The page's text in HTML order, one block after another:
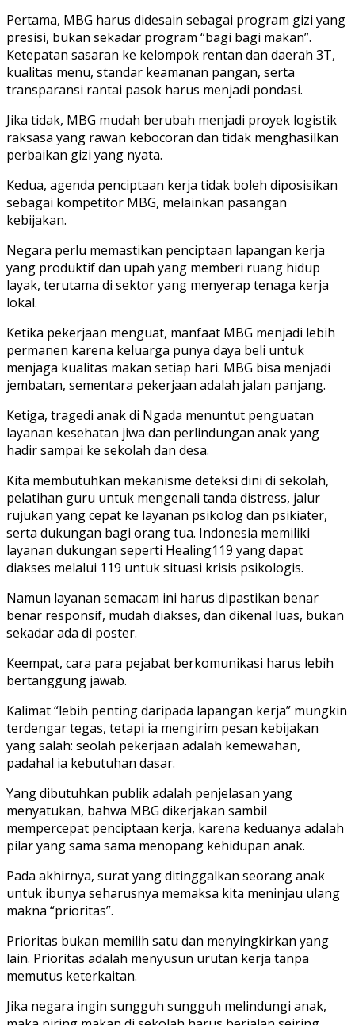
Pertama, MBG harus didesain sebagai program gizi yang
presisi, bukan sekadar program “bagi bagi makan”.
Ketepatan sasaran ke kelompok rentan dan daerah 3T,
kualitas menu, standar keamanan pangan, serta
transparansi rantai pasok harus menjadi pondasi.
Jika tidak, MBG mudah berubah menjadi proyek logistik
raksasa yang rawan kebocoran dan tidak menghasilkan
perbaikan gizi yang nyata.
Kedua, agenda penciptaan kerja tidak boleh diposisikan
sebagai kompetitor MBG, melainkan pasangan
kebijakan.
Negara perlu memastikan penciptaan lapangan kerja
yang produktif dan upah yang memberi ruang hidup
layak, terutama di sektor yang menyerap tenaga kerja
lokal.
Ketika pekerjaan menguat, manfaat MBG menjadi lebih
permanen karena keluarga punya daya beli untuk
menjaga kualitas makan setiap hari. MBG bisa menjadi
jembatan, sementara pekerjaan adalah jalan panjang.
Ketiga, tragedi anak di Ngada menuntut penguatan
layanan kesehatan jiwa dan perlindungan anak yang
hadir sampai ke sekolah dan desa.
Kita membutuhkan mekanisme deteksi dini di sekolah,
pelatihan guru untuk mengenali tanda distress, jalur
rujukan yang cepat ke layanan psikolog dan psikiater,
serta dukungan bagi orang tua. Indonesia memiliki
layanan dukungan seperti Healing119 yang dapat
diakses melalui 119 untuk situasi krisis psikologis.
Namun layanan semacam ini harus dipastikan benar
benar responsif, mudah diakses, dan dikenal luas, bukan
sekadar ada di poster.
Keempat, cara para pejabat berkomunikasi harus lebih
bertanggung jawab.
Kalimat “lebih penting daripada lapangan kerja” mungkin
terdengar tegas, tetapi ia mengirim pesan kebijakan
yang salah: seolah pekerjaan adalah kemewahan,
padahal ia kebutuhan dasar.
Yang dibutuhkan publik adalah penjelasan yang
menyatukan, bahwa MBG dikerjakan sambil
mempercepat penciptaan kerja, karena keduanya adalah
pilar yang sama sama menopang kehidupan anak.
Pada akhirnya, surat yang ditinggalkan seorang anak
untuk ibunya seharusnya memaksa kita meninjau ulang
makna “prioritas”.
Prioritas bukan memilih satu dan menyingkirkan yang
lain. Prioritas adalah menyusun urutan kerja tanpa
memutus keterkaitan.
Jika negara ingin sungguh sungguh melindungi anak,